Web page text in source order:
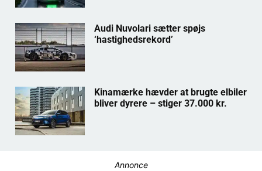
Audi Nuvolari sætter spøjs
‘hastighedsrekord’
Kinamærke hævder at brugte elbiler
bliver dyrere – stiger 37.000 kr.
Annonce